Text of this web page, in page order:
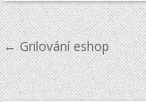
Navigace
pro
← Grilování eshop